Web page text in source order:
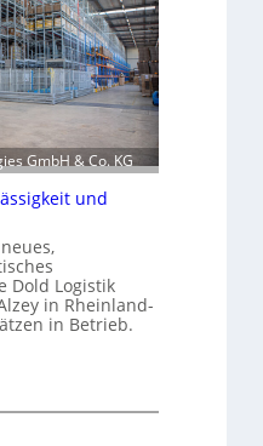
GmbH & Co. KG
und
Dold Logistik
in Rheinland-
in Betrieb.